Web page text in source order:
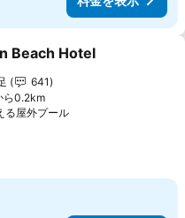
に入りに追加
Beach Hotel
ンク
641
ら0.2km
る屋外プール